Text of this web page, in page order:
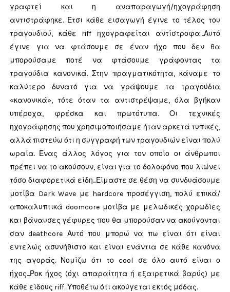
γραφτεί και η αναπαραγωγή/ηχογράφηση
αντιστράφηκε. Έτσι κάθε εισαγωγή έγινε το τέλος του
τραγουδιού, κάθε riff ηχογραφείται αντίστροφα…Αυτό
έγινε για να φτάσουμε σε έναν ήχο που δεν θα
μπορούσαμε ποτέ να φτάσουμε γράφοντας τα
τραγούδια κανονικά. Στην πραγματικότητα, κάναμε το
καλύτερο δυνατό για να γράψουμε τα τραγούδια
«κανονικά», τότε όταν τα αντιστρέψαμε, όλα βγήκαν
υπέροχα, φρέσκα και πρωτότυπα. Οι τεχνικές
ηχογράφησης που χρησιμοποιήσαμε ήταν αρκετά τυπικές,
αλλά πιστεύω ότι η συγγραφή των τραγουδιών είναι πολύ
ωραία. Ένας άλλος λόγος για τον οποίο οι άνθρωποι
πρέπει να το ακούσουν, είναι για το δολοφόνο που λιώνει
τόσο διαφορετικά είδη...Είμαστε σε θέση να συνδυάσουμε
μοτίβα Dark Wave με hardcore προσέγγιση, πολύ επικά/
αποκαλυπτικά doomcore μοτίβα με μελωδικές χορωδίες
και βάναυσες γέφυρες που θα μπορούσαν να ακούγονται
σαν deathcore Αυτό που μπορώ να πω είναι ότι είναι
εντελώς ασυνήθιστο και είναι ενάντια σε κάθε κανόνα
της αγοράς. Νομίζω ότι το cool σε όλο αυτό είναι ο
ήχος...Ροκ ήχος (όχι απαραίτητα ή εξαιρετικά βαρύς) με
κάθε είδους riff...Υποθέτω ότι ακούγεται εκτός μόδας.